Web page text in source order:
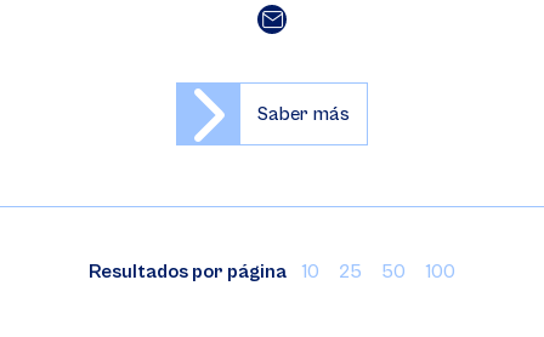
Saber más
Resultados por página 10 25 50 100